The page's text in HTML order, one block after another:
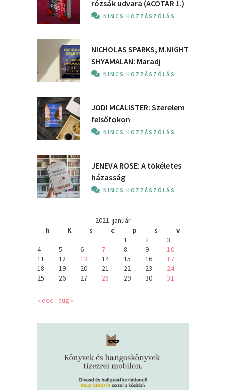
rózsák udvara (ACOTAR 1.)
NINCS HOZZÁSZÓLÁS
NICHOLAS SPARKS, M.NIGHT
SHYAMALAN: Maradj
NINCS HOZZÁSZÓLÁS
JODI MCALISTER: Szerelem
felsőfokon
NINCS HOZZÁSZÓLÁS
JENEVA ROSE: A ​tökéletes
házasság
NINCS HOZZÁSZÓLÁS
2021. január
h
K s c p s
v
1
2
3
4
5 6 7 8 9
10
11
12 13 14 15 16
17
18
19 20 21 22 23
24
25
26 27 28 29 30 31
« dec aug »